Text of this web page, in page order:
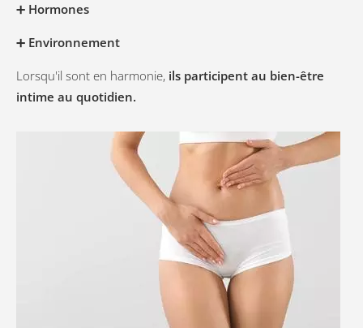
➕ Hormones
➕ Environnement
Lorsqu'il sont en harmonie, ils participent au bien-être
intime au quotidien.